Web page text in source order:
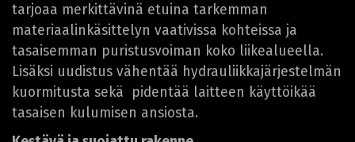
tarjoaa merkittävinä etuina tarkemman
materiaalinkäsittelyn vaativissa kohteissa ja
tasaisemman puristusvoiman koko liikealueella.
Lisäksi uudistus vähentää hydrauliikkajärjestelmän
kuormitusta sekä pidentää laitteen käyttöikää
tasaisen kulumisen ansiosta.